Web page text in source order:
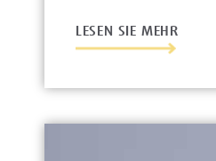
LESEN SIE MEHR